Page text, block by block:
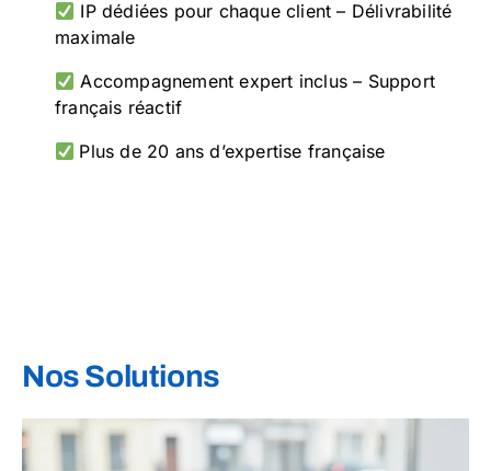
IP dédiées pour chaque client – Délivrabilité
maximale
Accompagnement expert inclus – Support
français réactif
Plus de 20 ans d’expertise française
Nos Solutions